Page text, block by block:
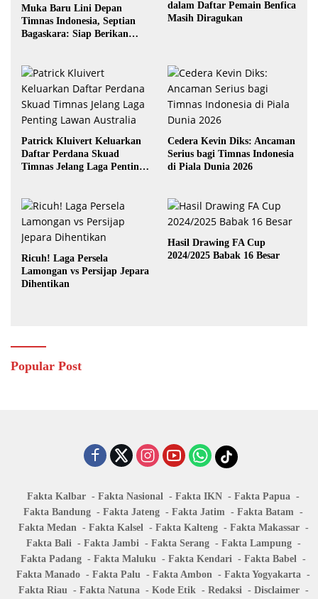
Muka Baru Lini Depan
Timnas Indonesia, Septian
Bagaskara: Siap Berikan
dalam Daftar Pemain Benfica
Masih Diragukan
Patrick Kluivert Keluarkan
Daftar Perdana Skuad
Timnas Jelang Laga Penting
Cedera Kevin Diks: Ancaman
Serius bagi Timnas Indonesia
di Piala Dunia 2026
Ricuh! Laga Persela
Lamongan vs Persijap Jepara
Dihentikan
Hasil Drawing FA Cup
2024/2025 Babak 16 Besar
Popular Post
Fakta Kalbar Fakta Nasional Fakta IKN
Fakta Papua
Fakta Bandung
Fakta Jateng Fakta Jatim
Fakta Batam
Fakta Medan
Fakta Kalsel Fakta Kalteng
Fakta Makassar
Fakta Bali
Fakta Jambi Fakta Serang
Fakta Lampung
Fakta Padang
Fakta Maluku Fakta Kendari
Fakta Babel
Fakta Manado
Fakta Palu Fakta Ambon
Fakta Yogyakarta
Fakta Riau
Fakta Natuna Kode Etik Redaksi Disclaimer